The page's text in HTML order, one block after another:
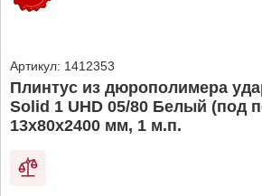
Артикул: 1412353
Плинтус из дюрополимера
Solid 1 UHD 05/80 Белый (под
13х80х2400 мм, 1 м.п.